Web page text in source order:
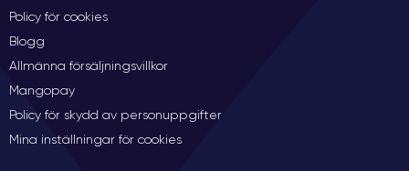
Policy för cookies
Blogg
Allmänna försäljningsvillkor
Mangopay
Policy för skydd av personuppgifter
Mina inställningar för cookies